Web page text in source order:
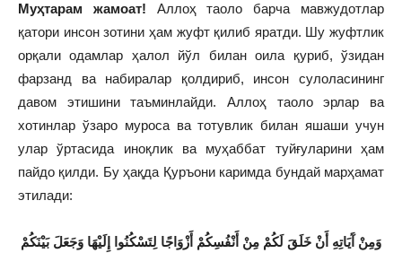
Муҳтарам жамоат! Аллоҳ таоло барча мавжудотлар
қатори инсон зотини ҳам жуфт қилиб яратди. Шу жуфтлик
орқали одамлар ҳалол йўл билан оила қуриб, ўзидан
фарзанд ва набиралар қолдириб, инсон сулоласининг
давом этишини таъминлайди. Аллоҳ таоло эрлар ва
хотинлар ўзаро муроса ва тотувлик билан яшаши учун
улар ўртасида иноқлик ва муҳаббат туйғуларини ҳам
пайдо қилди. Бу ҳақда Қуръони каримда бундай марҳамат
этилади:
وَمِنْ آَيَاتِهِ أَنْ خَلَقَ لَكُمْ مِنْ أَنْفُسِكُمْ أَزْوَاجًا لِتَسْكُنُوا إِلَيْهَا وَجَعَلَ بَيْنَكُمْ